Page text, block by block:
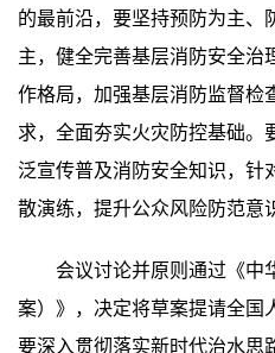
的最前沿，要坚持预防为主、
主，健全完善基层消防安全治
作格局，加强基层消防监督检
求，全面夯实火灾防控基础。
泛宣传普及消防安全知识，针
散演练，提升公众风险防范意
会议讨论并原则通过《中
案）》，决定将草案提请全国
要深入贯彻落实新时代治水思